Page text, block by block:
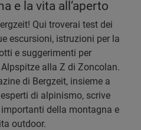
e la vita all‘aperto
Qui troverai test dei
escursioni, istruzioni per la
e suggerimenti per
alla Z di Zoncolan.
di Bergzeit, insieme a
di alpinismo, scrive
della montagna e
outdoor.